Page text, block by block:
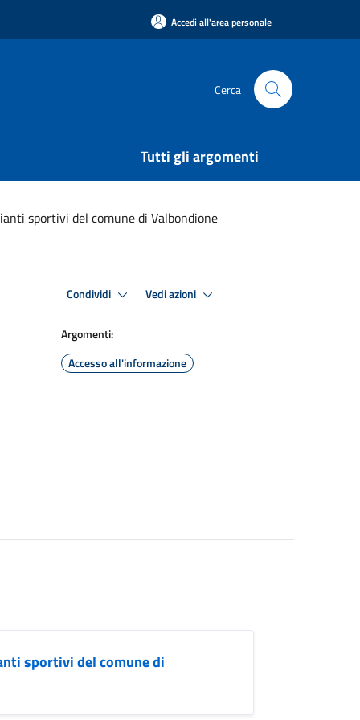
Accedi all'area personale
Cerca
Tutti gli argomenti
sportivi del comune di Valbondione
Condividi Vedi azioni
Argomenti:
Accesso all'informazione
sportivi del comune di